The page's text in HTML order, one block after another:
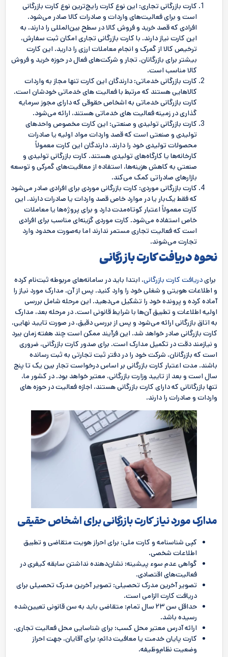
کارت بازرگانی تجاری: این نوع کارت رایج‌ترین نوع کارت بازرگانی
است و برای فعالیت‌های واردات و صادرات کالا صادر می‌شود.
افرادی که قصد خرید و فروش کالا در سطح بین‌المللی را دارند، به
این کارت نیاز دارند. با کارت بازرگانی تجاری امکان ثبت سفارش،
ترخیص کالا از گمرک و انجام معاملات ارزی را دارید. این کارت
بیشتر برای بازرگانان، تجار و شرکت‌های فعال در حوزه خرید و فروش
کالا مناسب است.
کارت بازرگانی خدماتی: دارندگان این کارت تنها مجاز به واردات
کالاهایی هستند که مرتبط با فعالیت‌ های خدماتی خودشان است.
کارت بازرگانی خدماتی به اشخاص حقوقی که دارای مجوز سرمایه
‌گذاری در زمینه فعالیت ‌های خدماتی هستند، ارائه می‌شود.
کارت بازرگانی تولیدی و صنعتی: این کارت مخصوص واحدهای
تولیدی و صنعتی است که قصد واردات مواد اولیه یا صادرات
محصولات تولیدی خود را دارند. دارندگان این کارت معمولاً
کارخانه‌ها یا کارگاه‌های تولیدی هستند. کارت بازرگانی تولیدی و
صنعتی به کاهش هزینه‌ها، استفاده از معافیت‌های گمرکی و توسعه
بازارهای صادراتی کمک می‌کند.
کارت بازرگانی موردی: کارت بازرگانی موردی برای افرادی صادر می‌شود
که فقط یک‌بار یا در موارد خاص قصد واردات یا صادرات دارند. این
کارت معمولاً اعتبار کوتاه‌مدت دارد و برای پروژه‌ها یا معاملات
خاص استفاده می‌شود. کارت موردی گزینه‌ای مناسب برای افرادی
است که فعالیت تجاری مستمر ندارند اما به‌صورت محدود وارد
تجارت می‌شوند.
نحوه دریافت کارت بازرگانی
برایدریافت کارت بازرگانی، ابتدا باید در سامانه‌های مربوطه ثبت‌نام کرده
و اطلاعات هویتی و شغلی خود را وارد کنید. پس از آن، مدارک مورد نیاز را
آماده کرده و پرونده خود را تشکیل می‌دهید. این مرحله شامل بررسی
اولیه اطلاعات و تطبیق آن‌ها با شرایط قانونی است. در مرحله بعد، مدارک
به اتاق بازرگانی ارائه می‌شود و پس از بررسی دقیق، در صورت تایید نهایی،
کارت بازرگانی صادر خواهد شد. این فرآیند ممکن است چند هفته زمان ببرد
و نیازمند دقت در تکمیل مدارک است. برای صدور کارت بازرگانی، ضروری
است که بازرگانان، شرکت خود را در دفتر ثبت تجارتی به ثبت رسانده
باشند. مدت اعتبار کارت بازرگانی بر اساس درخواست تجار بین یک تا پنج
سال است و بعد از تایید وزارت بازرگانی، معتبر خواهد بود. در کشور ما،
تنها بازرگانانی که دارای کارت بازرگانی هستند، اجازه فعالیت در حوزه‌ های
واردات و صادرات را دارند.
مدارک مورد نیاز کارت بازرگانی برای اشخاص حقیقی
کپی شناسنامه و کارت ملی: برای احراز هویت متقاضی و تطبیق
اطلاعات شخصی.
گواهی عدم سوء پیشینه: نشان‌دهنده نداشتن سابقه کیفری در
فعالیت‌های اقتصادی.
تصویر آخرین مدرک تحصیلی: تصویر آخرین مدرک تحصیلی برای
دریافت کارت الزامی است.
حداقل سن ۲۳ سال تمام: متقاضی باید به سن قانونی تعیین‌شده
رسیده باشد.
ارائه آدرس معتبر محل کسب: برای شناسایی محل فعالیت تجاری.
کارت پایان خدمت یا معافیت دائم: برای آقایان، جهت احراز
وضعیت نظام‌وظیفه.